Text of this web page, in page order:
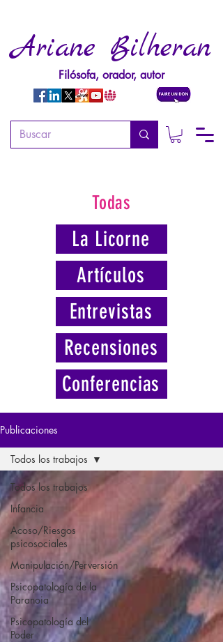
Ariane Bilheran
Filósofa, orador, autor
Todas
La Licorne
Artículos
Entrevistas
Recensiones
Conferencias
Publicaciones
Todos los trabajos
Infancia
Acoso/Riesgos
psicosociales
Manipulación/Perversión
Psicopatología de la
Paranoia
Psicopatología del
Poder
Todos los trabajos